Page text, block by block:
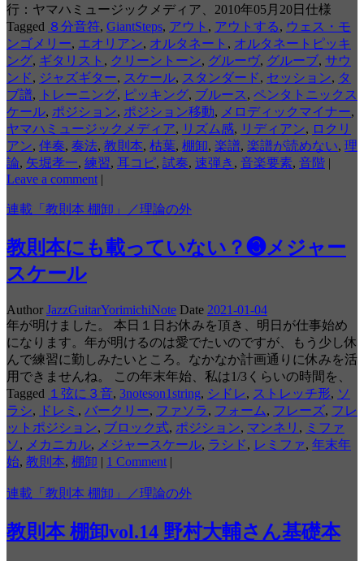
行：ヤマハミュージックメディア、2010年05月20日仕様
Tagged ８分音符, GiantSteps, アウト , アウトする, ウェス・モ
ンゴメリー, エオリアン, オルタネート , オルタネートピッキ
ング, ギタリスト , クリーントーン, グルーヴ, グルーブ, サウ
ンド, ジャズギター, スケール, スタンダード, セッション, タ
ブ譜, トレーニング, ピッキング, ブルース , ペンタトニックス
ケール, ポジション, ポジション移動, メロディックマイナー,
ヤマハミュージックメディア, リズム感, リディアン, ロクリ
アン, 伴奏, 奏法, 教則本, 枯葉, 棚卸, 楽譜, 楽譜が読めない, 理
論, 矢堀孝一, 練習, 耳コピ, 試奏, 速弾き , 音楽要素, 音階 |
Leave a comment |
連載「教則本 棚卸」／理論の外
教則本にも載っていない？❸メジャー
スケール
Author JazzGuitarYorimichiNote Date 2021-01-04
年が明けました。 本日１日お休みを頂き、明日が仕事始め
になります。年が明けるのは愛でたいのですが、もう少し休
んで練習に勤しみたいところ。なかなか計画通りに休みを活
用できませんね。 この年末年始、私は1/3くらいの時間を、
Tagged １弦に３音, 3noteson1string, シドレ, ストレッチ形, ソ
ラシ, ドレミ , バークリー, ファソラ, フォーム, フレーズ, フレ
ットポジション, ブロック式, ポジション, マンネリ , ミファ
ソ, メカニカル, メジャースケール, ラシド, レミファ, 年末年
始, 教則本, 棚卸 | 1 Comment |
連載「教則本 棚卸」／理論の外
教則本 棚卸vol.14 野村大輔さん基礎本